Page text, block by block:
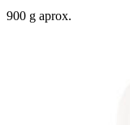
900 g aprox.